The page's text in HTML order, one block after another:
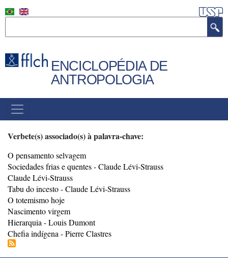
para
conteúdo
ENCICLOPÉDIA DE
ANTROPOLOGIA
MENU
PRINCIPAL
Verbete(s) associado(s) à palavra-chave:
O pensamento selvagem
Sociedades frias e quentes - Claude Lévi-Strauss
Claude Lévi-Strauss
Tabu do incesto - Claude Lévi-Strauss
O totemismo hoje
Nascimento virgem
Hierarquia - Louis Dumont
Chefia indígena - Pierre Clastres